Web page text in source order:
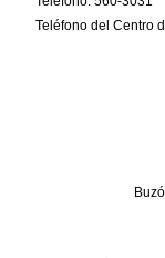
Teléfono del Centro